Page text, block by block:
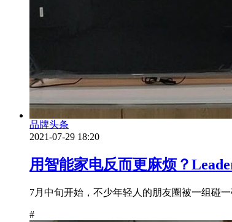
品牌头条
2021-07-29 18:20
用智能家电反而更麻烦？
7月中旬开始，不少年轻人的朋友圈被一组碰
#